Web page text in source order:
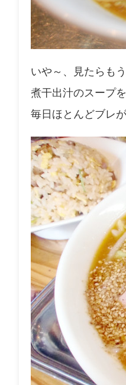
いや～、見たらも
煮干出汁のスープ
毎日ほとんどブレ